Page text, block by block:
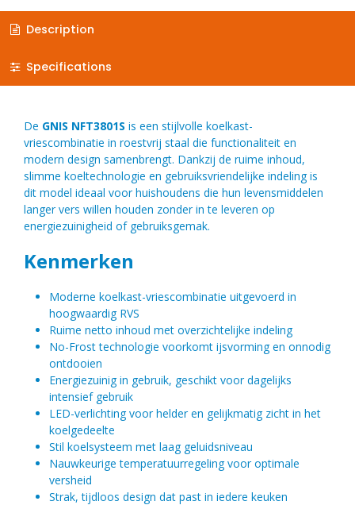
Description
Specifications
De GNIS NFT3801S is een stijlvolle koelkast-
vriescombinatie in roestvrij staal die functionaliteit en
modern design samenbrengt. Dankzij de ruime inhoud,
slimme koeltechnologie en gebruiksvriendelijke indeling is
dit model ideaal voor huishoudens die hun levensmiddelen
langer vers willen houden zonder in te leveren op
energiezuinigheid of gebruiksgemak.
Kenmerken
Moderne koelkast-vriescombinatie uitgevoerd in
hoogwaardig RVS
Ruime netto inhoud met overzichtelijke indeling
No-Frost technologie voorkomt ijsvorming en onnodig
ontdooien
Energiezuinig in gebruik, geschikt voor dagelijks
intensief gebruik
LED-verlichting voor helder en gelijkmatig zicht in het
koelgedeelte
Stil koelsysteem met laag geluidsniveau
Nauwkeurige temperatuurregeling voor optimale
versheid
Strak, tijdloos design dat past in iedere keuken